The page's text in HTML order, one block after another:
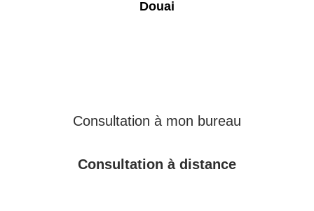
Consultation à mon bureau
Consultation à distance